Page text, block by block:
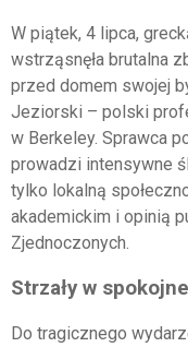
W piątek, 4 lipca,
wstrząsnęła brutalna
przed domem swojej
Jeziorski – polski
w Berkeley. Sprawca
prowadzi intensywne
tylko lokalną
akademickim i opinią
Zjednoczonych.
Strzały w
Do tragicznego